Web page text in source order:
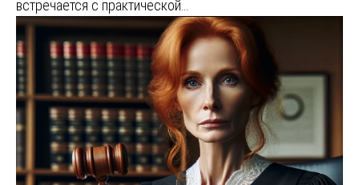
встречается с практической…